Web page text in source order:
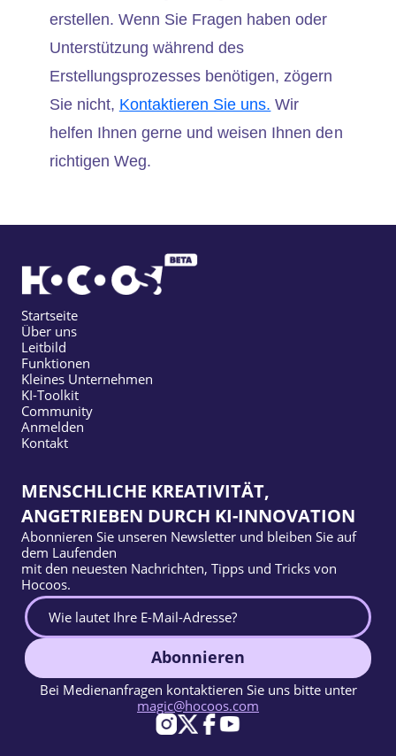
erstellen. Wenn Sie Fragen haben oder
Unterstützung während des
Erstellungsprozesses benötigen, zögern
Sie nicht, Kontaktieren Sie uns. Wir
helfen Ihnen gerne und weisen Ihnen den
richtigen Weg.
Startseite
Über uns
Leitbild
Funktionen
Kleines Unternehmen
KI-Toolkit
Community
Anmelden
Kontakt
MENSCHLICHE KREATIVITÄT,
ANGETRIEBEN DURCH KI-INNOVATION
Abonnieren Sie unseren Newsletter und bleiben Sie auf
dem Laufenden
mit den neuesten Nachrichten, Tipps und Tricks von
Hocoos.
Abonnieren
Bei Medienanfragen kontaktieren Sie uns bitte unter
magic@hocoos.com